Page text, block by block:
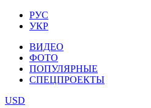
РУС
УКР
ВИДЕО
ФОТО
ПОПУЛЯРНЫЕ
СПЕЦПРОЕКТЫ
USD